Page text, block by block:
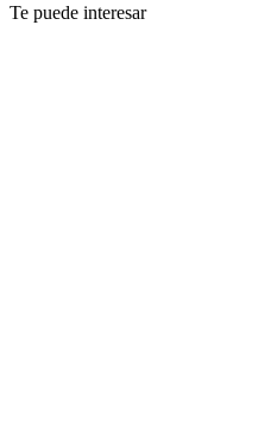
Te puede interesar